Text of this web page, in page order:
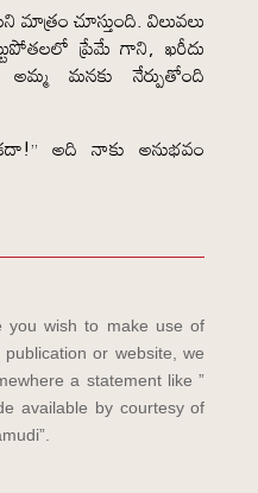
చూస్తుంది. విలువలు
ప్రేమే గాని, ఖరీదు
మనకు నేర్పుతోంది
కదా!” అది నాకు అనుభవం
you wish to make use of
or website, we
a statement like ”
available by courtesy of